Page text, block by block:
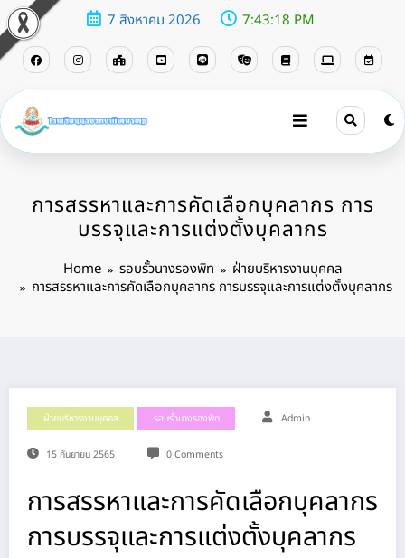
7 สิงหาคม 2026 7:43:19 PM
การสรรหาและการคัดเลือกบุคลากร การ
บรรจุและการแต่งตั้งบุคลากร
Home รอบรั้วนางรองพิท
ฝ่ายบริหารงานบุคคล
การสรรหาและการคัดเลือกบุคลากร การบรรจุและการแต่งตั้งบุคลากร
ฝ่ายบริหารงานบุคคล รอบรั้วนางรองพิท Admin
15 กันยายน 2565 0 Comments
การสรรหาและการคัดเลือกบุคลากร
การบรรจุและการแต่งตั้งบุคลากร